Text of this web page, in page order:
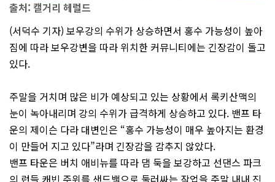
출처: 캘거리 헤럴드
(서덕수 기자) 보우강의 수위가 상승하면서 홍수 가능성이 높아
짐에 따라 보우강변을 따라 위치한 커뮤니티에는 긴장감이 돌고
있다.
주말을 거치며 많은 비가 예상되고 있는 상황에서 록키산맥의
눈이 녹아내리며 강의 수위가 급격하게 상승하고 있다. 밴프 타
운의 제이슨 다라 대변인은 “홍수 가능성이 매우 높아지는 환경
이 만들어 지고 있다”라며 긴장감을 감추지 않았다.
밴프 타운은 버치 애비뉴를 따라 댐 둑을 보강하고 선댄스 파크